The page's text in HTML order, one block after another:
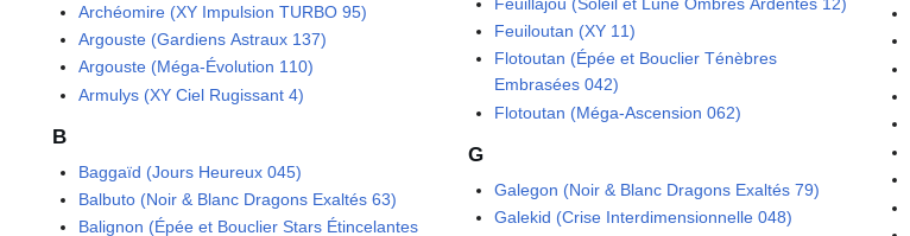
Archéomire (XY Impulsion TURBO 95)
Argouste (Gardiens Astraux 137)
Argouste (Méga-Évolution 110)
Armulys (XY Ciel Rugissant 4)
B
Baggaïd (Jours Heureux 045)
Balbuto (Noir & Blanc Dragons Exaltés 63)
Balignon (Épée et Bouclier Stars Étincelantes
Feuiloutan (XY 11)
Flotoutan (Épée et Bouclier Ténèbres
Embrasées 042)
Flotoutan (Méga-Ascension 062)
G
Galegon (Noir & Blanc Dragons Exaltés 79)
Galekid (Crise Interdimensionnelle 048)